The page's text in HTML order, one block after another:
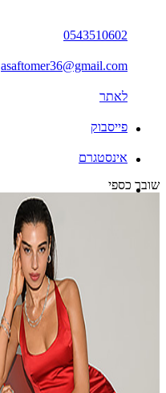
0543510602
asaftomer36@gmail.com
לאתר
פייסבוק
אינסטגרם
שובר כספי